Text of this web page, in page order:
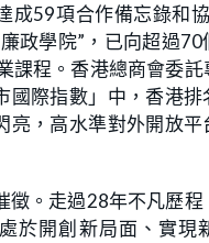
成59項合作備忘錄和
政學院”，已向超過
課程。香港總商會委託
國際指數」中，香港排
亮，高水準對外開放
徵。走過28年不凡歷
於開創新局面、實現